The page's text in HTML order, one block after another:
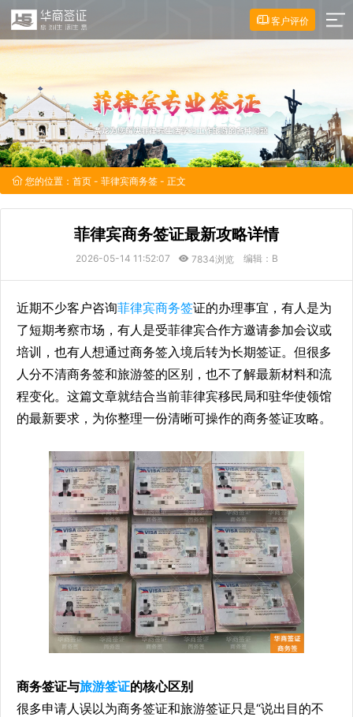
客户评价
您的位置： 首页 - 菲律宾商务签 - 正文
菲律宾商务签证最新攻略详情
2026-05-14 11:52:07 7834浏览 编辑：B
近期不少客户咨询菲律宾商务签证的办理事宜，有人是为
了短期考察市场，有人是受菲律宾合作方邀请参加会议或
培训，也有人想通过商务签入境后转为长期签证。但很多
人分不清商务签和旅游签的区别，也不了解最新材料和流
程变化。这篇文章就结合当前菲律宾移民局和驻华使领馆
的最新要求，为你整理一份清晰可操作的商务签证攻略。
商务签证与旅游签证的核心区别
很多申请人误以为商务签证和旅游签证只是“说出目的不